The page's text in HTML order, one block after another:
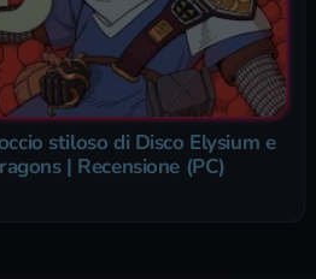
stiloso di Disco Elysium e
| Recensione (PC)